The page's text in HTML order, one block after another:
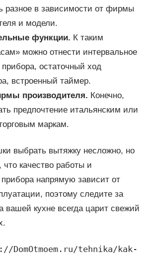
разное в зависимости от фирмы
и модели.
функции. К таким
можно отнести интервальное
остаточный ход
встроенный таймер.
производителя. Конечно,
предпочтение итальянским или
маркам.
выбрать вытяжку несложно, но
что качество работы и
напрямую зависит от
поэтому следите за
вашей кухне всегда царит свежий
DomOtmoem.ru/tehnika/kak-